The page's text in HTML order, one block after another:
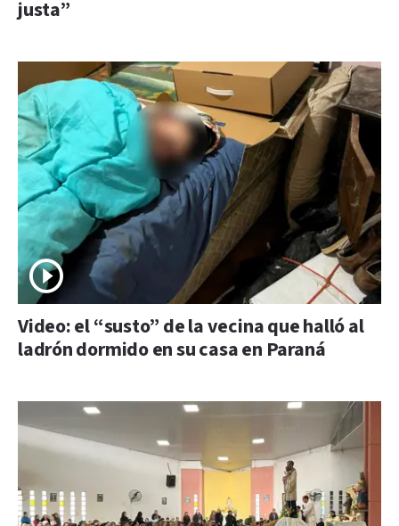
justa”
Video: el “susto” de la vecina que halló al
ladrón dormido en su casa en Paraná